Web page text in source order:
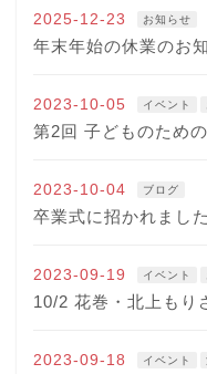
2025-12-23 お知らせ
年末年始の休業のお
2023-10-05 イベント
第2回 子どものため
2023-10-04 ブログ
卒業式に招かれまし
2023-09-19 イベント
10/2 花巻・北上もり
2023-09-18 イベント